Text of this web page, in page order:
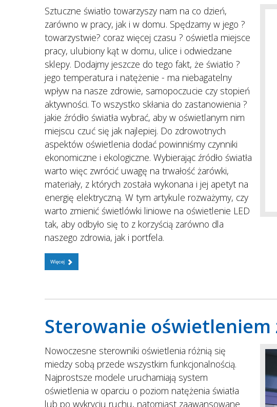
Sztuczne światło towarzyszy nam na co dzień,
zarówno w pracy, jak i w domu. Spędzamy w jego ?
towarzystwie? coraz więcej czasu ? oświetla miejsce
pracy, ulubiony kąt w domu, ulice i odwiedzane
sklepy. Dodajmy jeszcze do tego fakt, że światło ?
jego temperatura i natężenie - ma niebagatelny
wpływ na nasze zdrowie, samopoczucie czy stopień
aktywności. To wszystko skłania do zastanowienia ?
jakie źródło światła wybrać, aby w oświetlanym nim
miejscu czuć się jak najlepiej. Do zdrowotnych
aspektów oświetlenia dodać powinniśmy czynniki
ekonomiczne i ekologiczne. Wybierając źródło światła
warto więc zwrócić uwagę na trwałość żarówki,
materiały, z których została wykonana i jej apetyt na
energię elektryczną. W tym artykule rozważymy, czy
warto zmienić świetlówki liniowe na oświetlenie LED
tak, aby odbyło się to z korzyścią zarówno dla
naszego zdrowia, jak i portfela.
Więcej
Sterowanie
Nowoczesne sterowniki oświetlenia różnią się
miedzy sobą przede wszystkim funkcjonalnością.
Najprostsze modele uruchamiają system
oświetlenia w oparciu o poziom natężenia światła
lub po wykryciu ruchu, natomiast zaawansowane